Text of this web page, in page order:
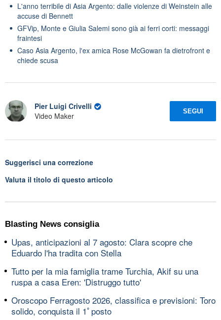
L'anno terribile di Asia Argento: dalle violenze di Weinstein alle
accuse di Bennett
GFVip, Monte e Giulia Salemi sono già ai ferri corti: messaggi
fraintesi
Caso Asia Argento, l'ex amica Rose McGowan fa dietrofront e
chiede scusa
Pier Luigi Crivelli
Video Maker
SEGUI
Suggerisci una correzione
Valuta il titolo di questo articolo
Blasting News consiglia
Upas, anticipazioni al 7 agosto: Clara scopre che
Eduardo l'ha tradita con Stella
Tutto per la mia famiglia trame Turchia, Akif su una
ruspa a casa Eren: 'Distruggo tutto'
Oroscopo Ferragosto 2026, classifica e previsioni: Toro
solido, conquista il 1ﾟposto